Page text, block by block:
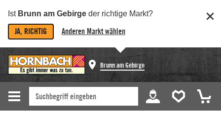
Ist Brunn am Gebirge der richtige Markt?
JA, RICHTIG Anderen Markt wählen
Brunn am Gebirge